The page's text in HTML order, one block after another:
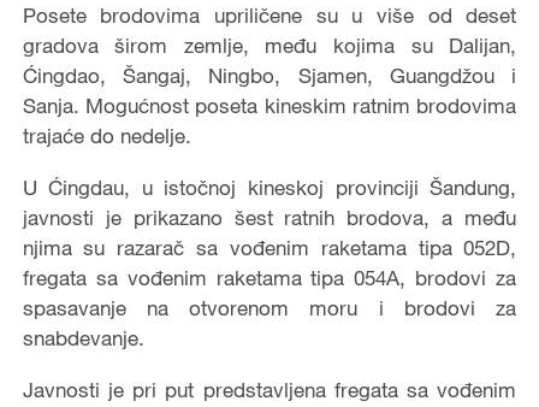
Posete brodovima upriličene su u više od deset
gradova širom zemlje, među kojima su Dalijan,
Ćingdao, Šangaj, Ningbo, Sjamen, Guangdžou i
Sanja. Mogućnost poseta kineskim ratnim brodovima
trajaće do nedelje.
U Ćingdau, u istočnoj kineskoj provinciji Šandung,
javnosti je prikazano šest ratnih brodova, a među
njima su razarač sa vođenim raketama tipa 052D,
fregata sa vođenim raketama tipa 054A, brodovi za
spasavanje na otvorenom moru i brodovi za
snabdevanje.
Javnosti je pri put predstavljena fregata sa vođenim